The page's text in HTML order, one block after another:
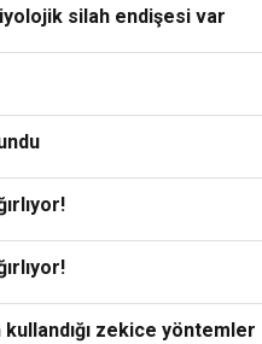
silah endişesi var
zekice yöntemler